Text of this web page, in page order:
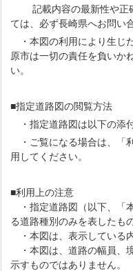
記載内容の最新性や正
ては、必ず長崎県へお問い
・本図の利用により生じ
原市は一切の責任を負いか
い。
■指定道路図の閲覧方法
・指定道路図は以下の添
・ご覧になる場合は、「
用してください。
■利用上の注意
・指定道路図（以下、「
る道路種別のみを表したも
・本図は、表示している
・本図は、道路の幅員、
示すものではありません。